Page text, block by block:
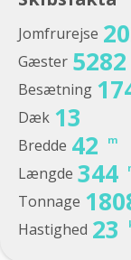
Jomfrurejse
Gæster 5282
Besætning
Dæk 13
Bredde 42 m
Længde 344
Tonnage
Hastighed 23